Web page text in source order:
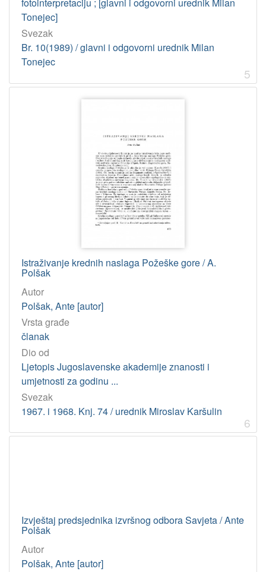
fotointerpretaciju ; [glavni i odgovorni urednik Milan
Tonejec]
Svezak
Br. 10(1989) / glavni i odgovorni urednik Milan
Tonejec
5
Istraživanje krednih naslaga Požeške gore / A.
Polšak
Autor
Polšak, Ante [autor]
Vrsta građe
članak
Dio od
Ljetopis Jugoslavenske akademije znanosti i
umjetnosti za godinu ...
Svezak
1967. i 1968. Knj. 74 / urednik Miroslav Karšulin
6
Izvještaj predsjednika izvršnog odbora Savjeta / Ante
Polšak
Autor
Polšak, Ante [autor]